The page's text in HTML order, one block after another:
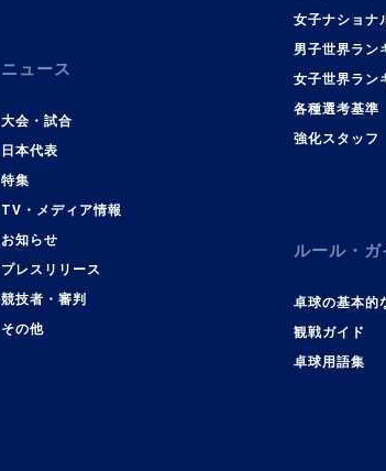
ニュース
大会・試合
日本代表
特集
TV・メディア情報
お知らせ
プレスリリース
競技者・審判
その他
女子ナショナ
男子世界ラン
女子世界ラン
各種選考基準
強化スタッフ
ルール・ガ
卓球の基本的
観戦ガイド
卓球用語集